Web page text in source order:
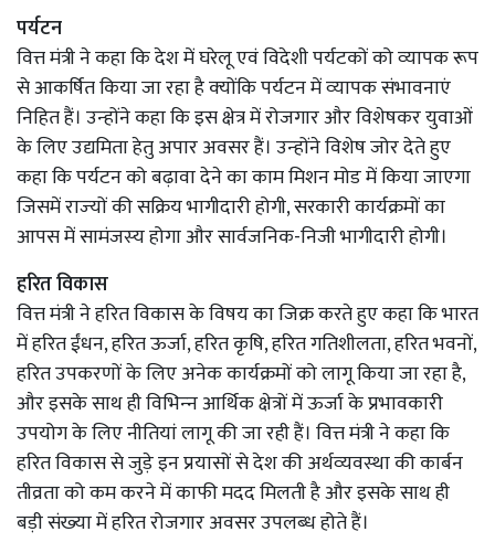
पर्यटन
वित्त मंत्री ने कहा कि देश में घरेलू एवं विदेशी पर्यटकों को व्‍यापक रूप
से आकर्षित किया जा रहा है क्‍योंकि पर्यटन में व्‍यापक संभावनाएं
निहित हैं। उन्‍होंने कहा कि इस क्षेत्र में रोजगार और विशेषकर युवाओं
के लिए उद्यमिता हेतु अपार अवसर हैं। उन्‍होंने विशेष जोर देते हुए
कहा कि पर्यटन को बढ़ावा देने का काम मिशन मोड में किया जाएगा
जिसमें राज्‍यों की सक्रिय भागीदारी होगी, सरकारी कार्यक्रमों का
आपस में सामंजस्‍य होगा और सार्वजनिक-निजी भागीदारी होगी।
हरित विकास
वित्त मंत्री ने हरित विकास के विषय का जिक्र करते हुए कहा कि भारत
में हरित ईंधन, हरित ऊर्जा, हरित कृषि, हरित गतिशीलता, हरित भवनों,
हरित उपकरणों के लिए अनेक कार्यक्रमों को लागू किया जा रहा है,
और इसके साथ ही विभिन्‍न आर्थिक क्षेत्रों में ऊर्जा के प्रभावकारी
उपयोग के लिए नीतियां लागू की जा रही हैं। वित्त मंत्री ने कहा कि
हरित विकास से जुड़े इन प्रयासों से देश की अर्थव्‍यवस्‍था की कार्बन
तीव्रता को कम करने में काफी मदद मिलती है और इसके साथ ही
बड़ी संख्‍या में हरित रोजगार अवसर उपलब्‍ध होते हैं।